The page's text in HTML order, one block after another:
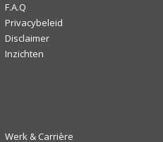
F.A.Q
Privacybeleid
Disclaimer
Inzichten
Werk & Carrière